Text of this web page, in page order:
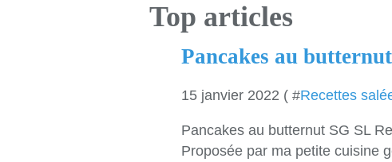
Top articles
Pancakes au
15 janvier 2022 ( #Recettes
Pancakes au butternut SG SL
Proposée par ma petite cuisine